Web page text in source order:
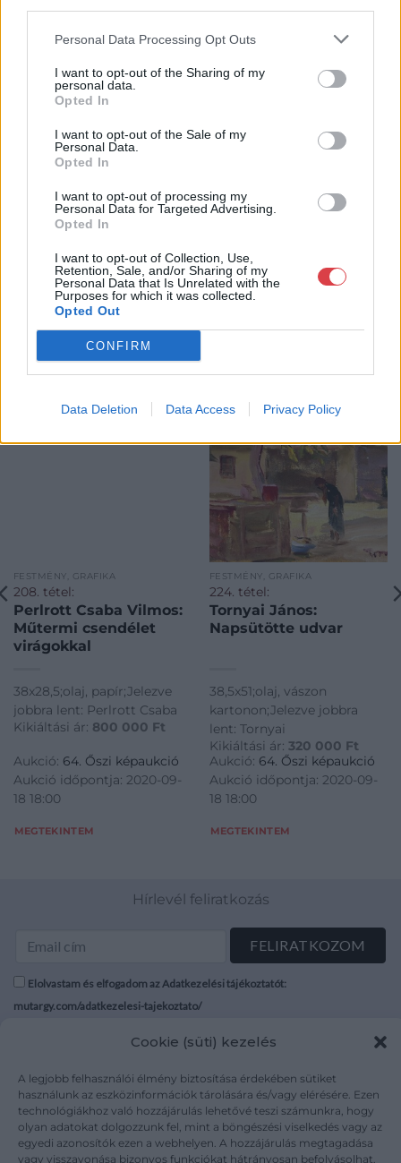
Personal Data Processing Opt Outs
I want to opt-out of the Sharing of my
personal data.
Opted In
I want to opt-out of the Sale of my
Personal Data.
Opted In
I want to opt-out of processing my
Personal Data for Targeted Advertising.
Opted In
I want to opt-out of Collection, Use,
Retention, Sale, and/or Sharing of my
Personal Data that Is Unrelated with the
Purposes for which it was collected.
Opted Out
CONFIRM
Data Deletion Data Access Privacy Policy
Cookie (süti) kezelés
A legjobb felhasználói élmény biztosítása érdekében sütiket
használunk az eszközinformációk tárolására és/vagy elérésére. Ezen
technológiákhoz való hozzájárulás lehetővé teszi számunkra, hogy
olyan adatokat dolgozzunk fel, mint a böngészési viselkedés vagy az
egyedi azonosítók ezen a webhelyen. A hozzájárulás megtagadása
vagy visszavonása bizonyos funkciókat hátrányosan befolyásolhat.
foglalkozik nemzetközi művészettel, fotográfiával és kortárs
tételt árverezett el, és sok ezer kép szerepelt a Galéria
tulajdonosa több mint 30 éves szakmai tapasztalattal
rendelkezik. Elkötelezetten dolgozik a magyar festészet hazai
történetét újraíró albumaival alapvetően változtatta meg a
magyar vizuális művészetről addig kialakult képet.
GALÉRIA TOVÁBBI MŰTÁRGYAI
KAPCSOLÓDÓ MŰTÁRGYAK
FESTMÉNY, GRAFIKA
208. tétel:
Perlrott Csaba Vilmos:
Műtermi csendélet
virágokkal
38x28,5;olaj, papír;Jelezve
jobbra lent: Perlrott Csaba
Kikiáltási ár: 800 000 Ft
Aukció: 64. Őszi képaukció
Aukció időpontja: 2020-09-
18 18:00
MEGTEKINTEM
FESTMÉNY, GRAFIKA
224. tétel:
Tornyai János:
Napsütötte udvar
38,5x51;olaj, vászon
kartonon;Jelezve jobbra
lent: Tornyai
Kikiáltási ár: 320 000 Ft
Aukció: 64. Őszi képaukció
Aukció időpontja: 2020-09-
18 18:00
MEGTEKINTEM
Hírlevél feliratkozás
Elolvastam és elfogadom az Adatkezelési tájékoztatót:
mutargy.com/adatkezelesi-tajekoztato/
Médiaajánlat
Karrier
Kapcsolat
Áraink
ÁSZF
Adatvédelem
Impresszum